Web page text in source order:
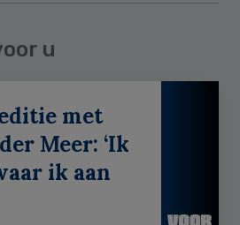
u
met
Meer: ‘Ik
ik aan